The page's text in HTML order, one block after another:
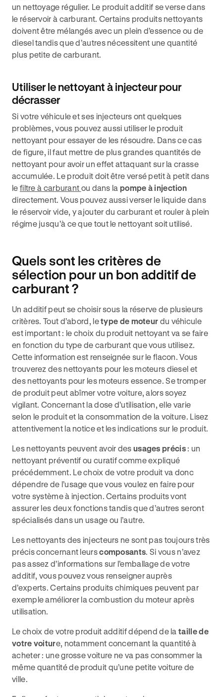
un nettoyage régulier. Le produit additif se verse dans
le réservoir à carburant. Certains produits nettoyants
doivent être mélangés avec un plein d’essence ou de
diesel tandis que d’autres nécessitent une quantité
plus petite de carburant.
Utiliser le nettoyant à injecteur pour
décrasser
Si votre véhicule et ses injecteurs ont quelques
problèmes, vous pouvez aussi utiliser le produit
nettoyant pour essayer de les résoudre. Dans ce cas
de figure, il faut mettre de plus grandes quantités de
nettoyant pour avoir un effet attaquant sur la crasse
accumulée. Le produit doit être versé petit à petit dans
le filtre à carburant ou dans la pompe à injection
directement. Vous pouvez aussi verser le liquide dans
le réservoir vide, y ajouter du carburant et rouler à plein
régime jusqu’à ce que tout le nettoyant soit utilisé.
Quels sont les critères de
sélection pour un bon additif de
carburant ?
Un additif peut se choisir sous la réserve de plusieurs
critères. Tout d’abord, letype de moteur du véhicule
est important : le choix du produit nettoyant va se faire
en fonction du type de carburant que vous utilisez.
Cette information est renseignée sur le flacon. Vous
trouverez des nettoyants pour les moteurs diesel et
des nettoyants pour les moteurs essence. Se tromper
de produit peut abîmer votre voiture, alors soyez
vigilant. Concernant la dose d’utilisation, elle varie
selon le produit et la consommation de la voiture. Lisez
attentivement la notice et les indications sur le produit.
Les nettoyants peuvent avoir des usages précis: un
nettoyant préventif ou curatif comme expliqué
précédemment. Le choix de votre produit va donc
dépendre de l’usage que vous voulez en faire pour
votre système à injection. Certains produits vont
assurer les deux fonctions tandis que d’autres seront
spécialisés dans un usage ou l’autre.
Les nettoyants des injecteurs ne sont pas toujours très
précis concernant leurscomposants. Si vous n’avez
pas assez d’informations sur l’emballage de votre
additif, vous pouvez vous renseigner auprès
d’experts. Certains produits chimiques peuvent par
exemple améliorer la combustion du moteur après
utilisation.
Le choix de votre produit additif dépend de lataille de
votre voiture, notamment concernant la quantité à
acheter : une grosse voiture ne va pas consommer la
même quantité de produit qu’une petite voiture de
ville.